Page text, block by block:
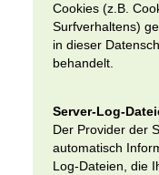
Cookies (z.B.
Surfverhaltens)
in dieser
behandelt.
Server-Log-
Der Provider der
automatisch
Log-Dateien, die